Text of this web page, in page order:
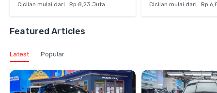
Cicilan mulai dari : Rp 8,23 Juta Cicilan mulai dari : Rp
Featured Articles
Latest Popular